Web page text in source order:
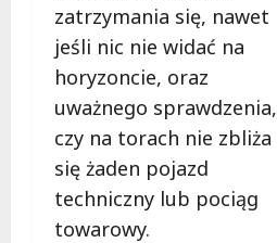
zatrzymania się, nawet
jeśli nic nie widać na
horyzoncie, oraz
uważnego sprawdzenia,
czy na torach nie zbliża
się żaden pojazd
techniczny lub pociąg
towarowy.